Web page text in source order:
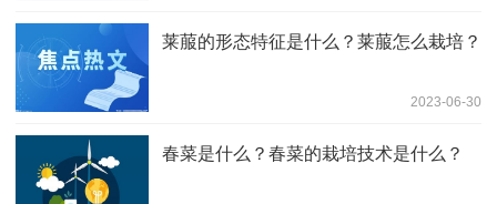
莱菔的形态特征是什么？莱菔怎么栽培？
2023-06-30
春菜是什么？春菜的栽培技术是什么？